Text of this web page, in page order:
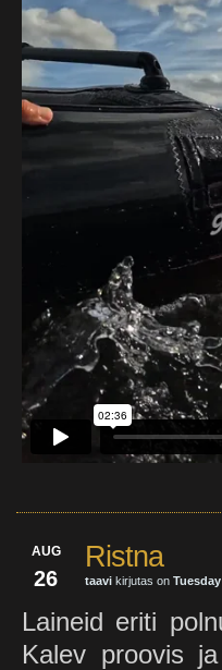
AUG
26
Ristna
taavi kirjutas on
Laineid eriti
Kalev proovis